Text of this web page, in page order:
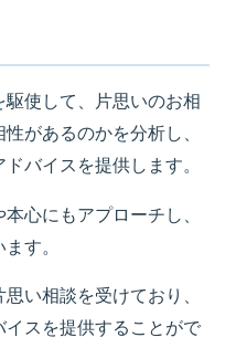
使して、片思いのお相
があるのかを分析し、
バイスを提供します。
心にもアプローチし、
す。
い相談を受けており、
スを提供することがで